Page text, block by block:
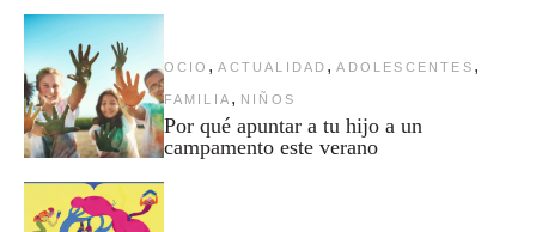
OCIO , ACTUALIDAD , ADOLESCENTES ,
FAMILIA , NIÑOS
Por qué apuntar a tu hijo a un
campamento este verano